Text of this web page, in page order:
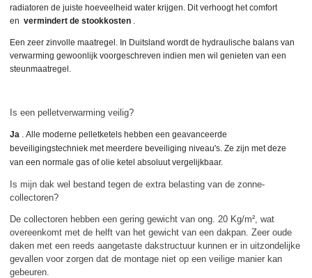
radiatoren de juiste hoeveelheid water krijgen. Dit verhoogt het comfort
envermindert de stookkosten .
Een zeer zinvolle maatregel. In Duitsland wordt de hydraulische balans van
verwarming gewoonlijk voorgeschreven indien men wil genieten van een
steunmaatregel.
Is een pelletverwarming veilig?
Ja . Alle moderne pelletketels hebben een geavanceerde
beveiligingstechniek met meerdere beveiliging niveau's. Ze zijn met deze
van een normale gas of olie ketel absoluut vergelijkbaar.
Is mijn dak wel bestand tegen de extra belasting van de zonne-
collectoren?
De collectoren hebben een gering gewicht van ong. 20 Kg/m², wat
overeenkomt met de helft van het gewicht van een dakpan. Zeer oude
daken met een reeds aangetaste dakstructuur kunnen er in uitzondelijke
gevallen voor zorgen dat de montage niet op een veilige manier kan
gebeuren.